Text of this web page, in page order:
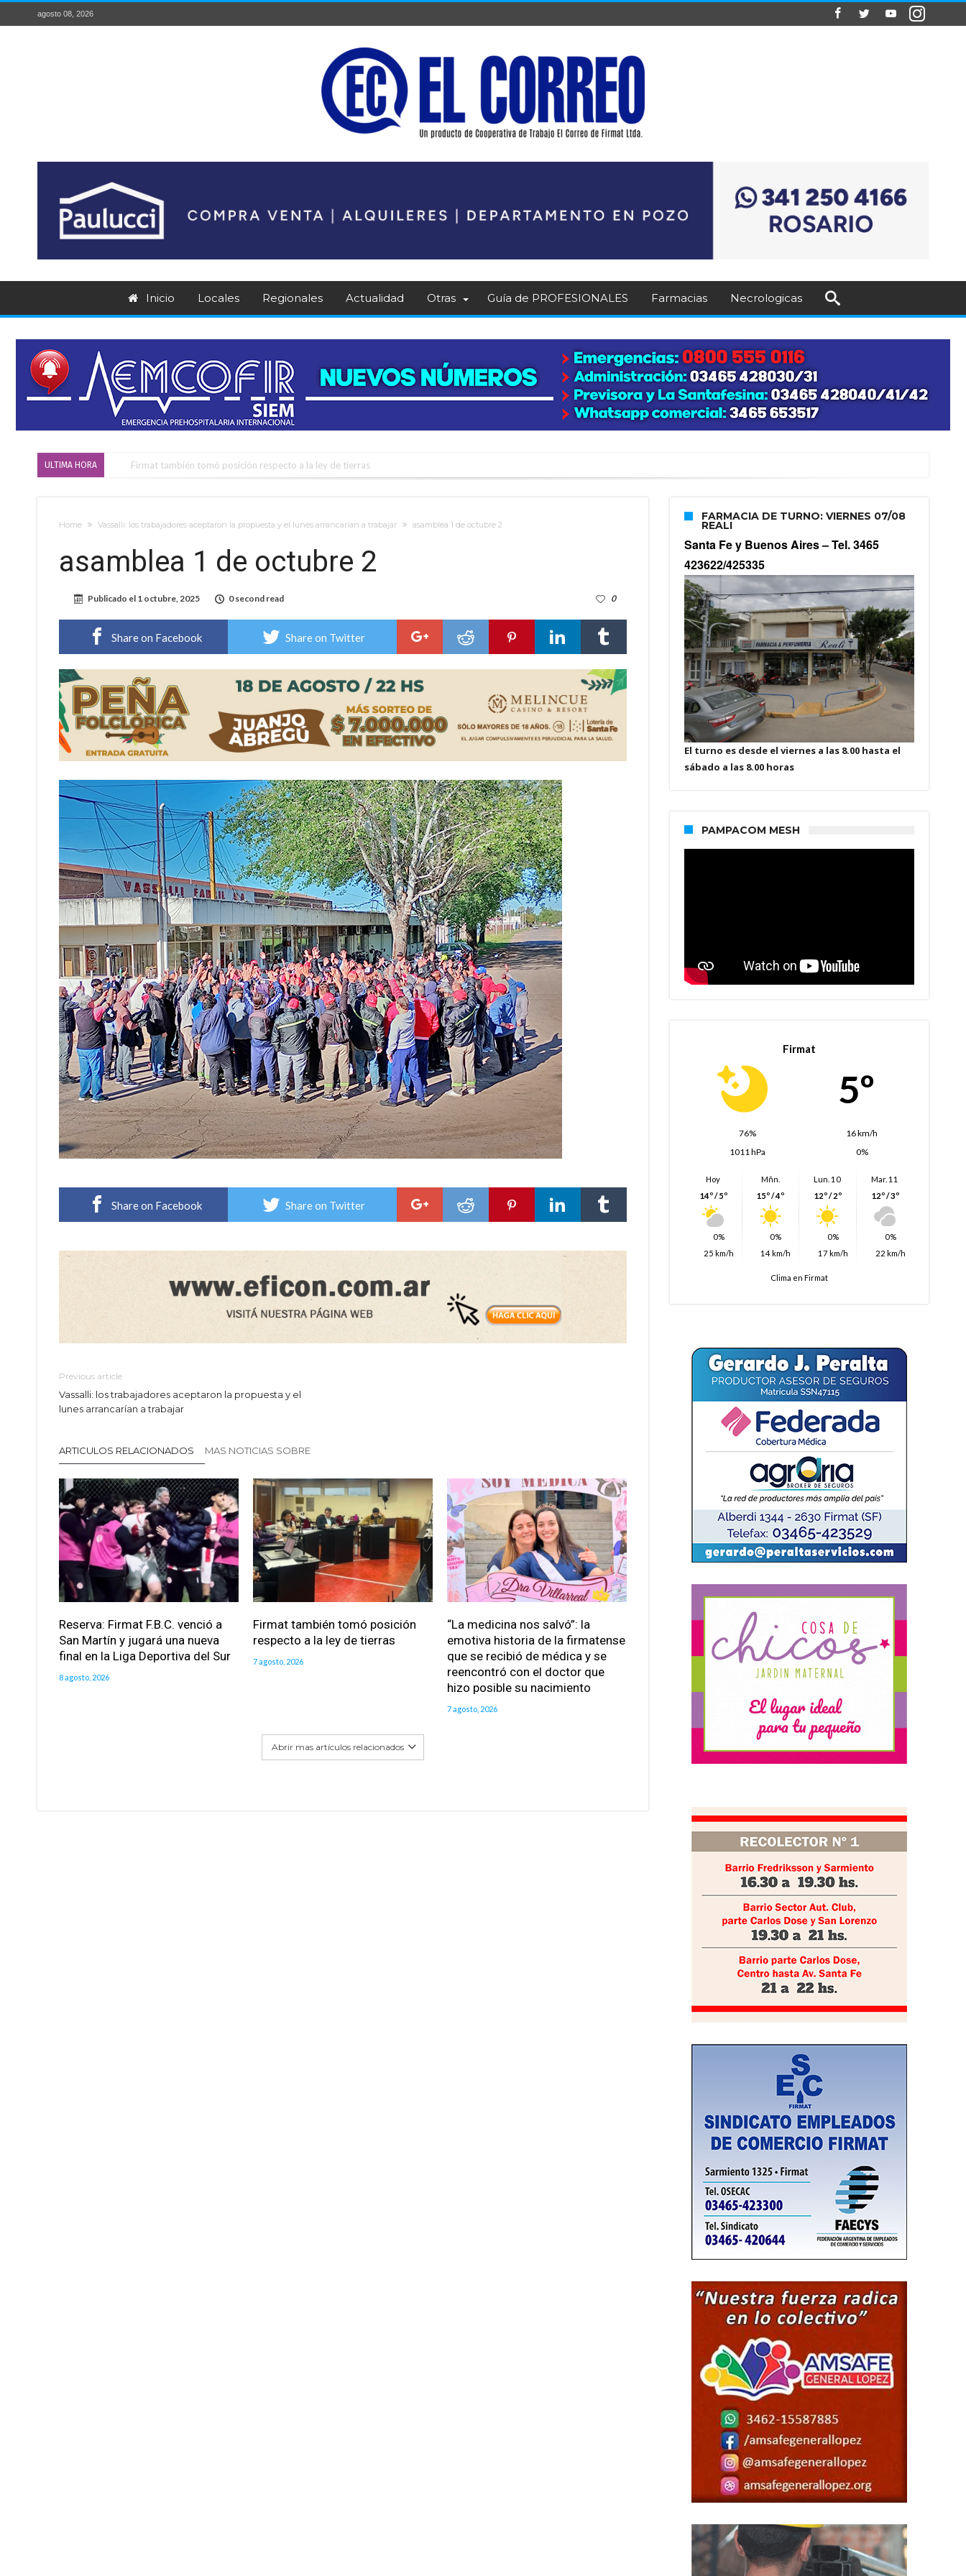
agosto 08, 2026
Inicio Locales Regionales Actualidad Otras Guía de PROFESIONALES Farmacias Necrologicas
ULTIMA HORA Firmat también tomó posición respecto a la ley de tierras
Firmat: avanza la investigación de dos empleadas del Juzgado de Faltas por presuntas irregularidades
Colecta solidaria de juguetes en Firmat para el EPI y el Hospital Vilela
Vuelve el básquet: este viernes arranca el Clausura con agenda confirmada y planteles renovados
Home Vassalli: los trabajadores aceptaron la propuesta y el lunes arrancarían a trabajar asamblea 1 de octubre 2
asamblea 1 de octubre 2
Publicado el 1 octubre, 2025 0 second read 0
Share on Facebook Share on Twitter
Share on Facebook Share on Twitter
Previous article
Vassalli: los trabajadores aceptaron la propuesta y el
lunes arrancarían a trabajar
ARTICULOS RELACIONADOS MAS NOTICIAS SOBRE
Reserva: Firmat F.B.C. venció a
San Martín y jugará una nueva
final en la Liga Deportiva del Sur
8 agosto, 2026
Firmat también tomó posición
respecto a la ley de tierras
7 agosto, 2026
“La medicina nos salvó”: la
emotiva historia de la firmatense
que se recibió de médica y se
reencontró con el doctor que
hizo posible su nacimiento
7 agosto, 2026
Abrir mas artículos relacionados
FARMACIA DE TURNO: VIERNES 07/08
REALI
Santa Fe y Buenos Aires –Tel. 3465
423622/425335
El turno es desde el viernes a las 8.00 hasta el
sábado a las 8.00 horas
PAMPACOM MESH
Firmat
5º
76%
16 km/h
1011 hPa
0%
Hoy
14º / 5º
0%
25 km/h
Mñn.
15º / 4º
0%
14 km/h
Lun. 10
12º / 2º
0%
17 km/h
Mar. 11
12º / 3º
0%
22 km/h
Clima en Firmat